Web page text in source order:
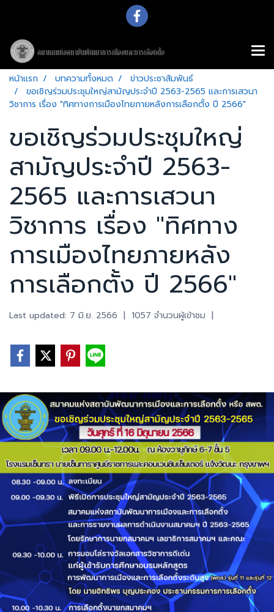
หน้าแรก บทความทั้งหมด
ข่าวประชาสัมพันธ์
ขอเชิญร่วมประชุมใหญ่สามัญประจำปี 2563-2565 และการเสวนา
วิชาการ เรื่อง "ทิศทางการเมืองไทยภายหลังการเลือกตั้ง ปี 2566"
ขอเชิญร่วมประชุมใหญ่
สามัญประจำปี 2563-
2565 และการเสวนา
วิชาการ เรื่อง "ทิศทาง
การเมืองไทยภายหลัง
การเลือกตั้ง ปี 2566"
Last updated: 7 มิ.ย. 2566 | 1057 จำนวนผู้เข้าชม |